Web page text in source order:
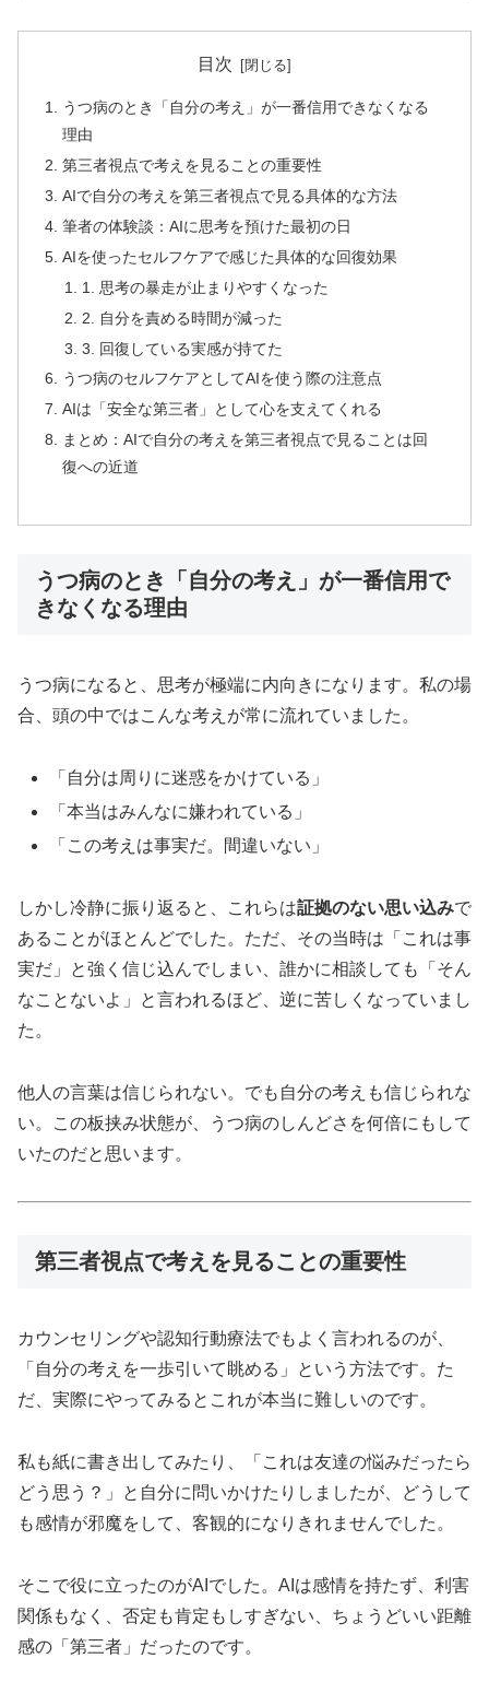
目次
うつ病のとき「自分の考え」が一番信用できなくなる
理由
第三者視点で考えを見ることの重要性
AIで自分の考えを第三者視点で見る具体的な方法
筆者の体験談：AIに思考を預けた最初の日
AIを使ったセルフケアで感じた具体的な回復効果
1. 思考の暴走が止まりやすくなった
2. 自分を責める時間が減った
3. 回復している実感が持てた
うつ病のセルフケアとしてAIを使う際の注意点
AIは「安全な第三者」として心を支えてくれる
まとめ：AIで自分の考えを第三者視点で見ることは回
復への近道
うつ病のとき「自分の考え」が一番信用で
きなくなる理由
うつ病になると、思考が極端に内向きになります。私の場
合、頭の中ではこんな考えが常に流れていました。
「自分は周りに迷惑をかけている」
「本当はみんなに嫌われている」
「この考えは事実だ。間違いない」
しかし冷静に振り返ると、これらは証拠のない思い込みで
あることがほとんどでした。ただ、その当時は「これは事
実だ」と強く信じ込んでしまい、誰かに相談しても「そん
なことないよ」と言われるほど、逆に苦しくなっていまし
た。
他人の言葉は信じられない。でも自分の考えも信じられな
い。この板挟み状態が、うつ病のしんどさを何倍にもして
いたのだと思います。
第三者視点で考えを見ることの重要性
カウンセリングや認知行動療法でもよく言われるのが、
「自分の考えを一歩引いて眺める」という方法です。た
だ、実際にやってみるとこれが本当に難しいのです。
私も紙に書き出してみたり、「これは友達の悩みだったら
どう思う？」と自分に問いかけたりしましたが、どうして
も感情が邪魔をして、客観的になりきれませんでした。
そこで役に立ったのがAIでした。AIは感情を持たず、利害
関係もなく、否定も肯定もしすぎない、ちょうどいい距離
感の「第三者」だったのです。